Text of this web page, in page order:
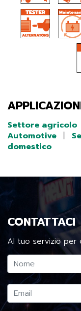
Settore agricolo
Automotive |
domestico
CONTATTACI
Al tuo servizio per